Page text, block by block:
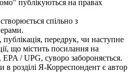
публікуються на правах
спільно з
передрук, чи наступне
що містить посилання на
/ UPG, суворо забороняється.
в розділі Я-Корреспондент є автор